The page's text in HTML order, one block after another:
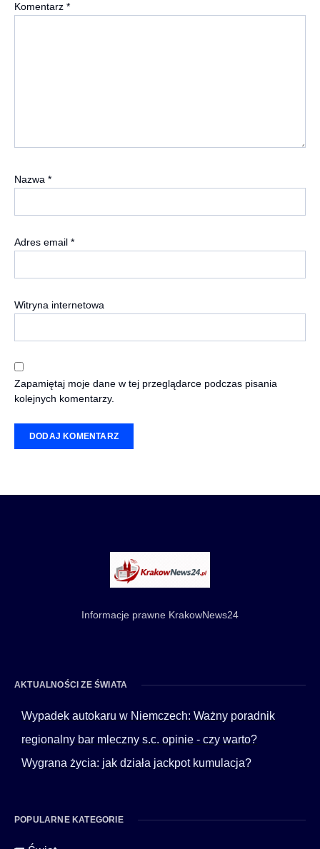
Komentarz *
Nazwa *
Adres email *
Witryna internetowa
Zapamiętaj moje dane w tej przeglądarce podczas pisania
kolejnych komentarzy.
Informacje prawne KrakowNews24
AKTUALNOŚCI ZE ŚWIATA
Wypadek autokaru w Niemczech: Ważny poradnik
regionalny bar mleczny s.c. opinie - czy warto?
Wygrana życia: jak działa jackpot kumulacja?
POPULARNE KATEGORIE